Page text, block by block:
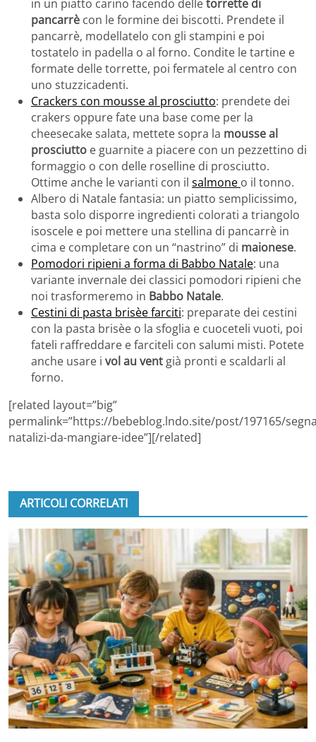
in un piatto carino facendo delletorrette di
pancarrè con le formine dei biscotti. Prendete il
pancarrè, modellatelo con gli stampini e poi
tostatelo in padella o al forno. Condite le tartine e
formate delle torrette, poi fermatele al centro con
uno stuzzicadenti.
Crackers con mousse al prosciutto: prendete dei
crakers oppure fate una base come per la
cheesecake salata, mettete sopra la mousse al
prosciutto e guarnite a piacere con un pezzettino di
formaggio o con delle roselline di prosciutto.
Ottime anche le varianti con il salmone o il tonno.
Albero di Natale fantasia: un piatto semplicissimo,
basta solo disporre ingredienti colorati a triangolo
isoscele e poi mettere una stellina di pancarrè in
cima e completare con un “nastrino” di maionese.
Pomodori ripieni a forma di Babbo Natale: una
variante invernale dei classici pomodori ripieni che
noi trasformeremo in Babbo Natale.
Cestini di pasta brisèe farciti: preparate dei cestini
con la pasta brisèe o la sfoglia e cuoceteli vuoti, poi
fateli raffreddare e farciteli con salumi misti. Potete
anche usare i vol au vent già pronti e scaldarli al
forno.
[related layout=”big”
permalink=”https://bebeblog.lndo.site/post/197165/
natalizi-da-mangiare-idee”][/related]
ARTICOLI CORRELATI